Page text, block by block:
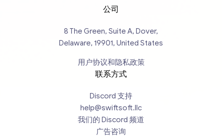
公司
8 The Green, Suite A, Dover,
Delaware, 19901, United States
用户协议和隐私政策
联系方式
Discord 支持
help@swiftsoft.llc
我们的 Discord 频道
广告咨询